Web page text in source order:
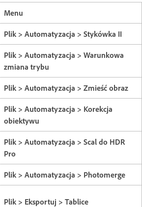
Menu
Plik > Automatyzacja > Stykówka II
Plik > Automatyzacja > Warunkowa
zmiana trybu
Plik > Automatyzacja > Zmieść obraz
Plik > Automatyzacja > Korekcja
obiektywu
Plik > Automatyzacja > Scal do HDR
Pro
Plik > Automatyzacja > Photomerge
Plik > Eksportuj > Tablice